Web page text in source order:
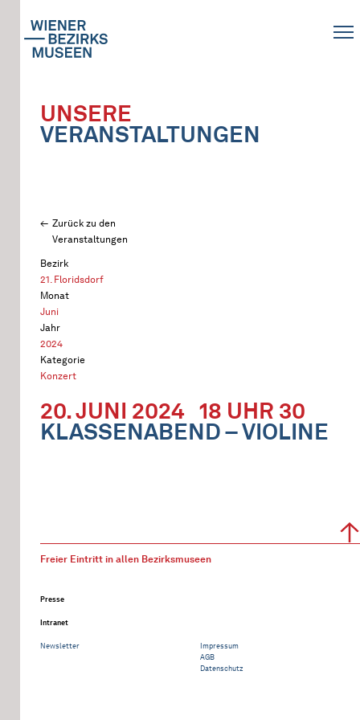
UNSERE
VERANSTALTUNGEN
Zurück zu den
Veranstaltungen
Bezirk
21. Floridsdorf
Monat
Juni
Jahr
2024
Kategorie
Konzert
20. JUNI 2024 18 UHR 30
KLASSENABEND – VIOLINE
Freier Eintritt in allen Bezirksmuseen
Presse
Intranet
Newsletter
Impressum
AGB
Datenschutz